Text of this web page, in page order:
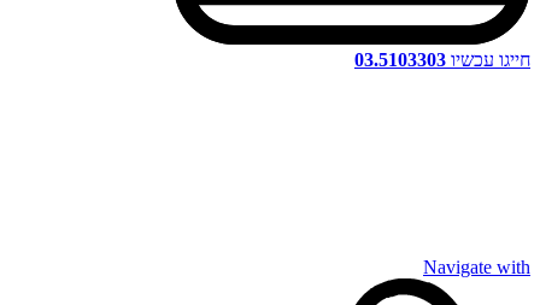
חייגו עכשיו 03.5103303
Navigate with